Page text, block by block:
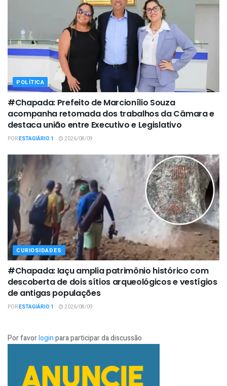
POLÍTICA
#Chapada: Prefeito de Marcionílio Souza
acompanha retomada dos trabalhos da Câmara e
destaca união entre Executivo e Legislativo
PORESTAGIÁRIO 1 2026/08/09
CURIOSIDADES
#Chapada: Iaçu amplia patrimônio histórico com
descoberta de dois sítios arqueológicos e vestígios
de antigas populações
PORESTAGIÁRIO 1 2026/08/09
Por favorloginpara participar da discussão